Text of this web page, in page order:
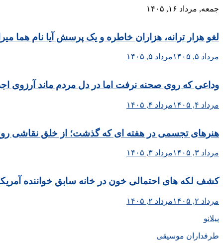
Skip
جمعه, مرداد ۱۶, ۱۴۰۵
لغو هزار ترانه، هزاران خاطره و یک پرسش آیا نام هما
مرداد ۵, ۱۴۰۵ مرداد ۵, ۱۴۰۵
وداعی که روی صحنه نرفت اما در دل مردم ماند آرزوی
مرداد ۴, ۱۴۰۵ مرداد ۴, ۱۴۰۵
هنرهای تجسمی در هفته ای که گذشت؛ از خلق نقاشی روح
مرداد ۳, ۱۴۰۵ مرداد ۳, ۱۴۰۵
کشف لکه های احتمالی خون در خانه سابق خواننده
مرداد ۲, ۱۴۰۵ مرداد ۲, ۱۴۰۵
پیلانو
طرفداران موسیقی